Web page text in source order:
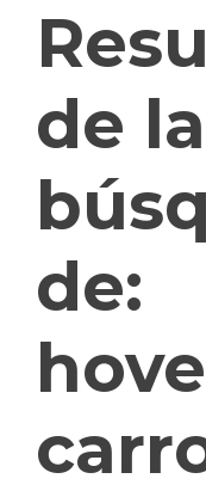
de la
de: